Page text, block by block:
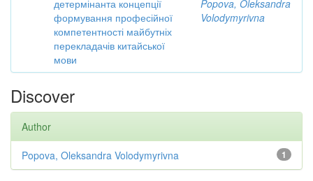
детермінанта концепції
формування професійної
компетентності майбутніх
перекладачів китайської
мови
Popova, Oleksandra
Volodymyrivna
Discover
Author
1
Popova, Oleksandra Volodymyrivna